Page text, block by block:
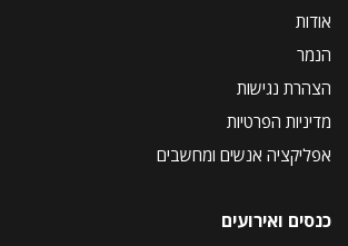
אודות
הנמר
הצהרת נגישות
מדיניות הפרטיות
אפליקציה אנשים ומחשבים
כנסים ואירועים